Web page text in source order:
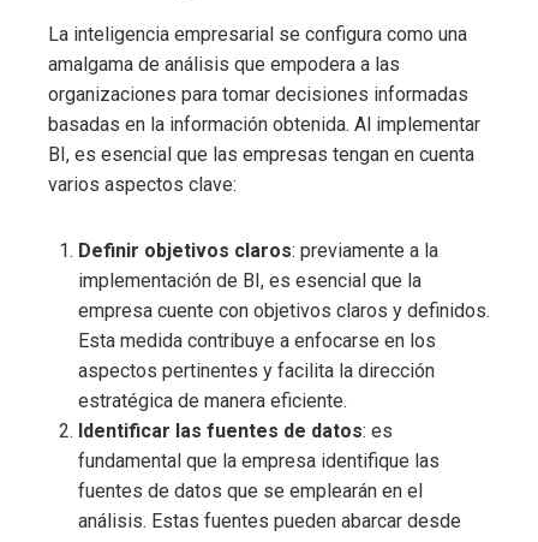
La inteligencia empresarial se configura como una
amalgama de análisis que empodera a las
organizaciones para tomar decisiones informadas
basadas en la información obtenida. Al implementar
BI, es esencial que las empresas tengan en cuenta
varios aspectos clave:
Definir objetivos claros: previamente a la
implementación de BI, es esencial que la
empresa cuente con objetivos claros y definidos.
Esta medida contribuye a enfocarse en los
aspectos pertinentes y facilita la dirección
estratégica de manera eficiente.
Identificar las fuentes de datos: es
fundamental que la empresa identifique las
fuentes de datos que se emplearán en el
análisis. Estas fuentes pueden abarcar desde